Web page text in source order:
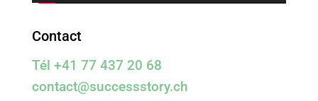
Contact
Tél +41 77 437 20 68
contact@successstory.ch